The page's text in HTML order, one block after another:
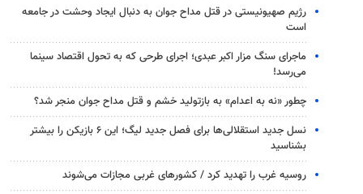
رژیم صهیونیستی در قتل مداح جوان به دنبال ایجاد وحشت در جامعه
است
ماجرای سنگ مزار اکبر عبدی؛ اجرای طرحی که به تحول اقتصاد سینما
می‌رسد!
چطور «نه به اعدام» به بازتولید خشم و قتل مداح جوان منجر شد؟
نسل جدید استقلالی‌ها برای فصل جدید لیگ؛ این ۶ بازیکن را بیشتر
بشناسید
روسیه غرب را تهدید کرد / کشورهای غربی مجازات می‌شوند